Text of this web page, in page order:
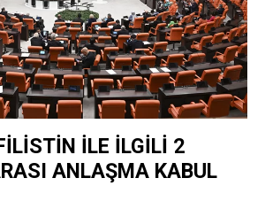
İLE İLGİLİ 2
ANLAŞMA KABUL